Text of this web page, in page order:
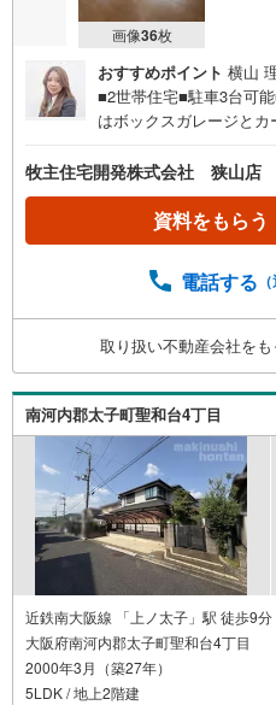
画像36枚
おすすめポイント 横山
■2世帯住宅■駐車3台可
はボックスガレージとカ
牧主住宅開発株式会社 狭山店
資料をもらう
電話する
取り扱い不動産会社を
南河内郡太子町聖和台4丁目
近鉄南大阪線 「上ノ太子」駅 徒歩9分
大阪府南河内郡太子町聖和台4丁目
2000年3月（築27年）
5LDK / 地上2階建